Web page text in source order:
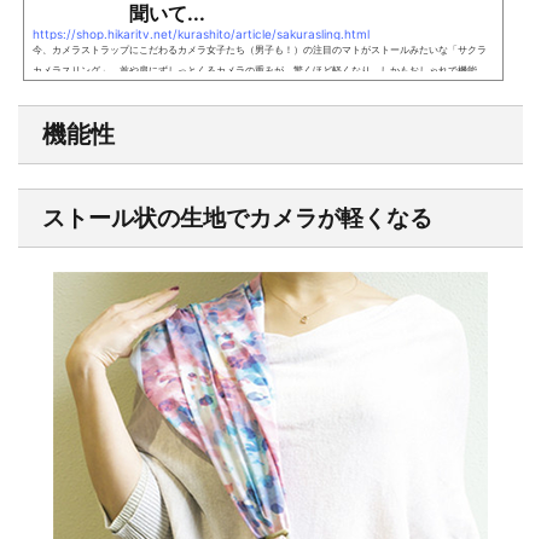
聞いて...
https://shop.hikaritv.net/kurashito/article/sakurasling.html
今、カメラストラップにこだわるカメラ女子たち（男子も！）の注目のマトがストールみたいな「サクラ
カメラスリング」。首や肩にずしっとくるカメラの重みが、驚くほど軽くなり、しかもおしゃれで機能
機能性
ストール状の生地でカメラが軽くなる